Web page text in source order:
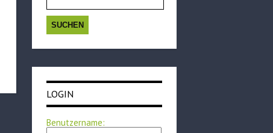
LOGIN
Benutzername: